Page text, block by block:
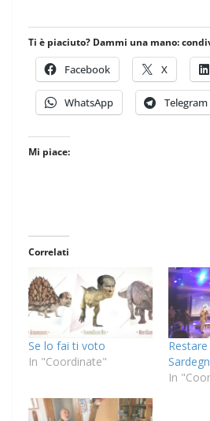
Ti è piaciuto? Dammi una mano:
Facebook X
WhatsApp Telegram
Mi piace:
Correlati
Se lo fai ti voto
In "Coordinate"
In